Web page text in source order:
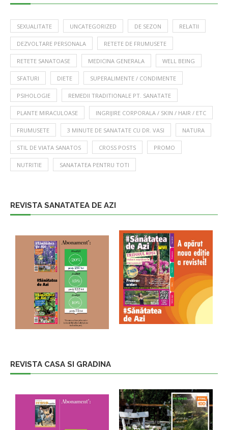
SEXUALITATE UNCATEGORIZED DE SEZON RELATII
DEZVOLTARE PERSONALA RETETE DE FRUMUSETE
RETETE SANATOASE MEDICINA GENERALA WELL BEING
SFATURI DIETE SUPERALIMENTE / CONDIMENTE
PSIHOLOGIE REMEDII TRADITIONALE PT. SANATATE
PLANTE MIRACULOASE INGRIJIRE CORPORALA / SKIN / HAIR / ETC
FRUMUSETE 3 MINUTE DE SANATATE CU DR. VASI NATURA
STIL DE VIATA SANATOS CROSS POSTS PROMO
NUTRITIE SANATATEA PENTRU TOTI
REVISTA SANATATEA DE AZI
REVISTA CASA SI GRADINA